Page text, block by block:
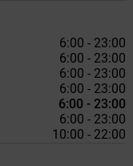
6:00 - 23:00
6:00 - 23:00
6:00 - 23:00
6:00 - 23:00
6:00 - 23:00
6:00 - 23:00
10:00 - 22:00